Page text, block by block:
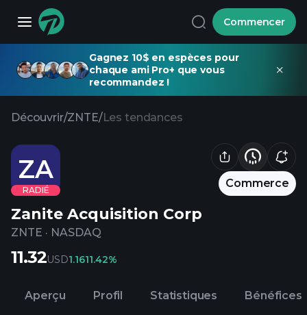
Commencer
Gagnez 10$ en espèces pour
chaque ami Pro+ que vous
recommandez !
Découvrir/ZNTE/Les tendances
ZA
RADIÉ
Commerce
Zanite Acquisition Corp
ZNTE · NASDAQ
11.32USD1.1611.42%
Aperçu Profil Statistiques Bénéfices